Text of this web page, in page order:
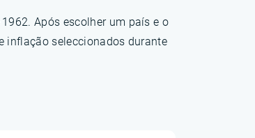
Após escolher um país e o
inflação seleccionados durante